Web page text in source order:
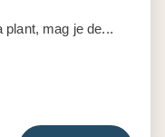
plant, mag je de...